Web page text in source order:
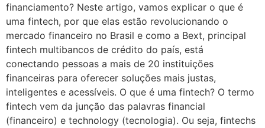
financiamento? Neste artigo, vamos explicar o que é
uma fintech, por que elas estão revolucionando o
mercado financeiro no Brasil e como a Bext, principal
fintech multibancos de crédito do país, está
conectando pessoas a mais de 20 instituições
financeiras para oferecer soluções mais justas,
inteligentes e acessíveis. O que é uma fintech? O termo
fintech vem da junção das palavras financial
(financeiro) e technology (tecnologia). Ou seja, fintechs